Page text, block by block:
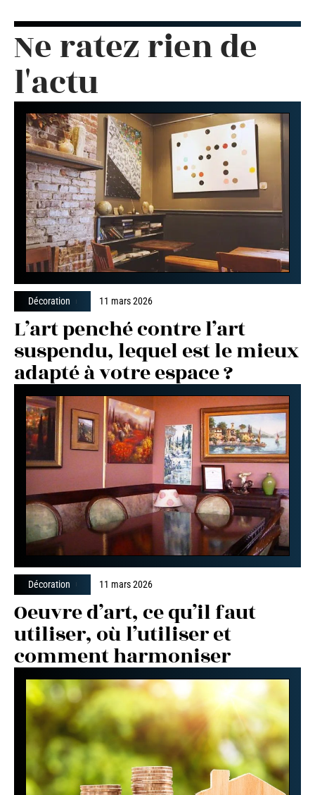
Ne ratez rien de
l'actu
Décoration 11 mars 2026
L’art penché contre l’art
suspendu, lequel est le mieux
adapté à votre espace ?
Décoration 11 mars 2026
Oeuvre d’art, ce qu’il faut
utiliser, où l’utiliser et
comment harmoniser